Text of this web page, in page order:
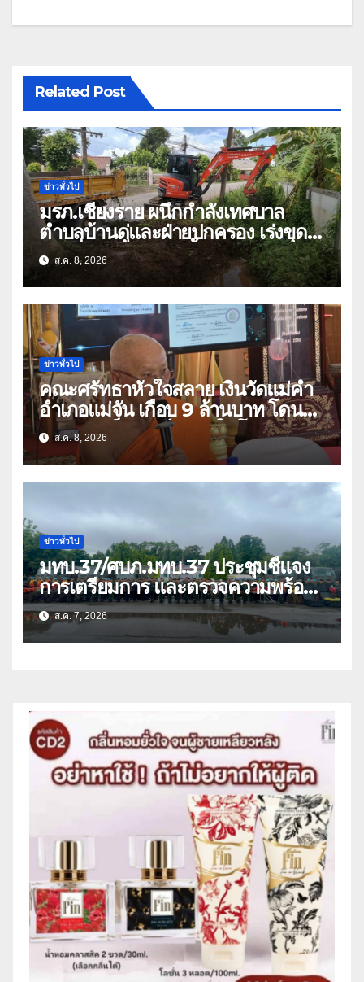
Related Post
ข่าวทั่วไป
มรภ.เชียงราย ผนึกกำลังเทศบาล
ตำบลบ้านดู่และฝ่ายปกครอง เร่งขุด
ลอกสิ่งกีดขวางทางน้ำ ป้องกันและลด
ปัญหาน้ำท่วม
ส.ค. 8, 2026
ข่าวทั่วไป
คณะศรัทธาหัวใจสลาย เงินวัดแม่คำ
อำเภอแม่จัน เกือบ 9 ล้านบาท โดน
แก๊งคอลเซ็นเตอร์หลอกให้โอนข้ามปีก
ว่า 66 บัญชี
ส.ค. 8, 2026
ข่าวทั่วไป
มทบ.37/ศบภ.มทบ.37 ประชุมชี้แจง
การเตรียมการ และตรวจความพร้อม
ด้านการบรรเทาสาธารณภัย
ส.ค. 7, 2026